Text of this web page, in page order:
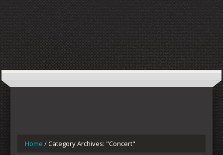
Home /Category Archives: "Concert"